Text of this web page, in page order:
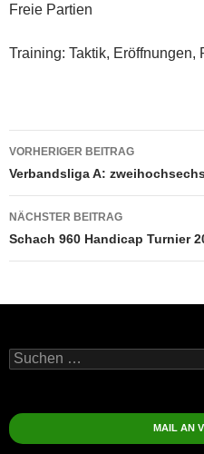
Freie Partien
Training: Taktik, Eröffnungen,
Beitragsnavigation
VORHERIGER BEITRAG
Verbandsliga A:
NÄCHSTER BEITRAG
Schach 960 Handicap Turnier
Suchen
nach:
MAIL AN